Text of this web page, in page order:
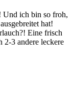
Und ich bin so froh,
hat!
Eine frisch
2-3 andere leckere